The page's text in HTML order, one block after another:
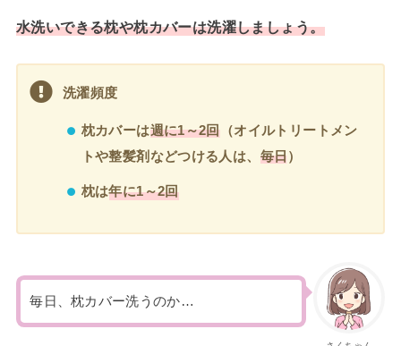
水洗いできる枕や枕カバーは洗濯しましょう。
洗濯頻度
枕カバーは週に1～2回（オイルトリートメン
トや整髪剤などつける人は、 毎日）
枕は年に1～2回
毎日、枕カバー洗うのか…